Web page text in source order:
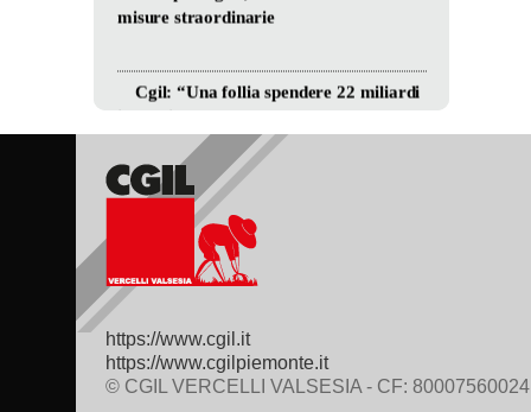
https://www.cgil.it
https://www.cgilpiemonte.it
© CGIL VERCELLI VALSESIA - CF: 80007560024